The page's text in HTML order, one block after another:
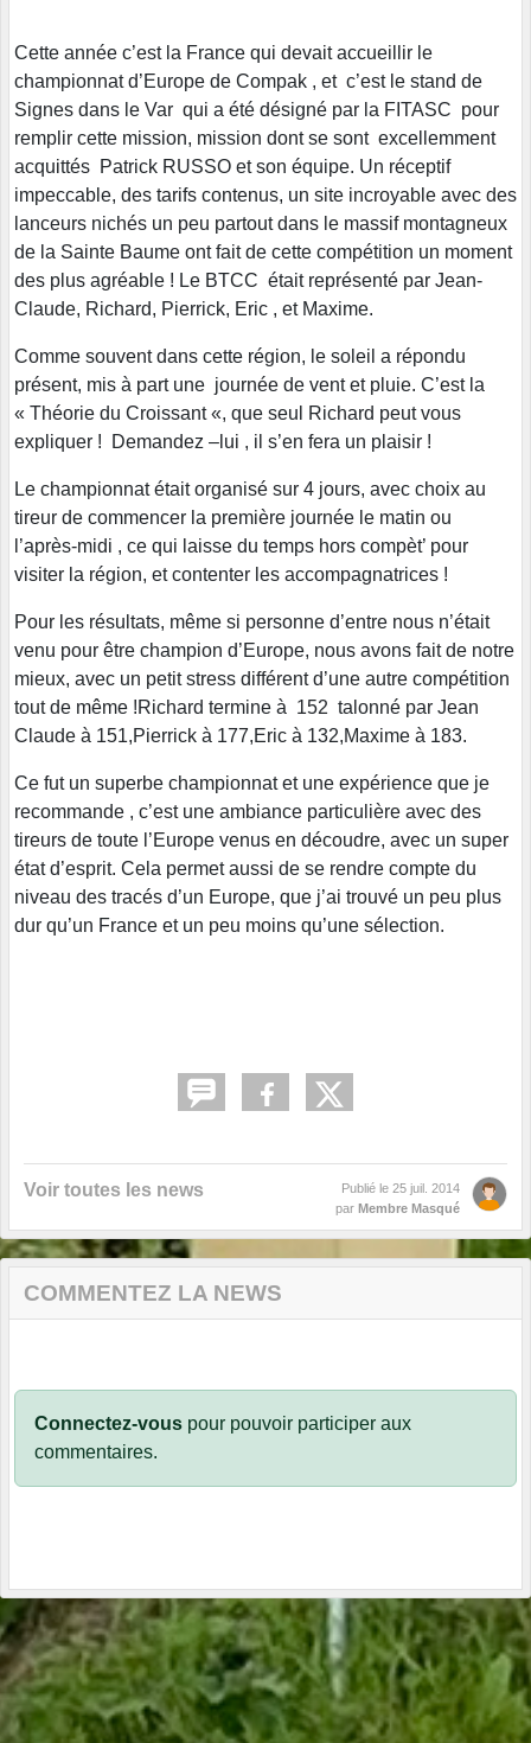
Cette année c’est la France qui devait accueillir le
championnat d’Europe de Compak , et c’est le stand de
Signes dans le Var qui a été désigné par la FITASC pour
remplir cette mission, mission dont se sont excellemment
acquittés Patrick RUSSO et son équipe. Un réceptif
impeccable, des tarifs contenus, un site incroyable avec des
lanceurs nichés un peu partout dans le massif montagneux
de la Sainte Baume ont fait de cette compétition un moment
des plus agréable ! Le BTCC était représenté par Jean-
Claude, Richard, Pierrick, Eric , et Maxime.
Comme souvent dans cette région, le soleil a répondu
présent, mis à part une journée de vent et pluie. C’est la
« Théorie du Croissant «, que seul Richard peut vous
expliquer ! Demandez –lui , il s’en fera un plaisir !
Le championnat était organisé sur 4 jours, avec choix au
tireur de commencer la première journée le matin ou
l’après-midi , ce qui laisse du temps hors compèt’ pour
visiter la région, et contenter les accompagnatrices !
Pour les résultats, même si personne d’entre nous n’était
venu pour être champion d’Europe, nous avons fait de notre
mieux, avec un petit stress différent d’une autre compétition
tout de même !Richard termine à 152 talonné par Jean
Claude à 151,Pierrick à 177,Eric à 132,Maxime à 183.
Ce fut un superbe championnat et une expérience que je
recommande , c’est une ambiance particulière avec des
tireurs de toute l’Europe venus en découdre, avec un super
état d’esprit. Cela permet aussi de se rendre compte du
niveau des tracés d’un Europe, que j’ai trouvé un peu plus
dur qu’un France et un peu moins qu’une sélection.
Voir toutes les news Publié le 25 juil. 2014
par Membre Masqué
COMMENTEZ LA NEWS
Connectez-vous pour pouvoir participer aux
commentaires.